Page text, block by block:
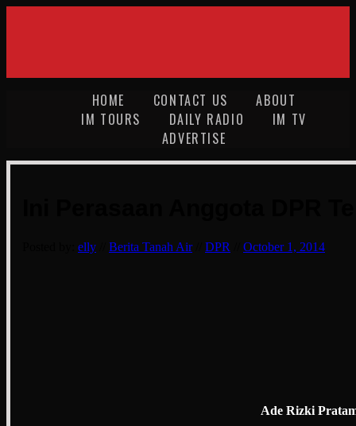
HOME CONTACT US
ABOUT
IM TOURS
DAILY RADIO
IM TV
ADVERTISE
elly Berita Tanah Air DPR October 1, 2014
Ade Rizki